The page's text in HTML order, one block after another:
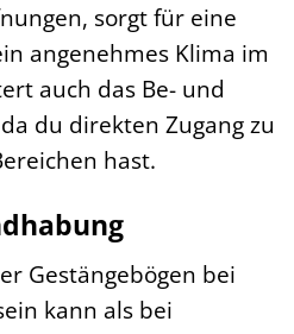
sorgt für eine
angenehmes Klima im
auch das Be- und
du direkten Zugang zu
hast.
Gestängebögen bei
kann als bei